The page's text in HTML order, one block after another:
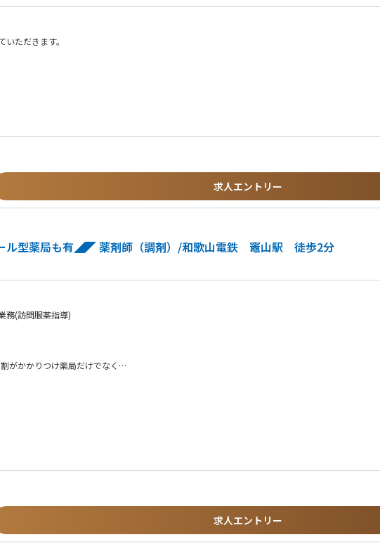
ただきます。
求人エントリー
型薬局も有◢◤ 薬剤師（調剤）/和歌山電鉄 竈山駅 徒歩2分
務(訪問服薬指導)
がかかりつけ薬局だけでなく
界トップクラス。
くの店舗が満たしているため
した経営基盤を実現。
ニックと連携し、地域医療の
度、社内公募制度】
れた後は複数店舗を統括するエリアマネージャー、さらに多くの店舗を統括していく支店長、ブ
す。
しております
極的な方
求人エントリー